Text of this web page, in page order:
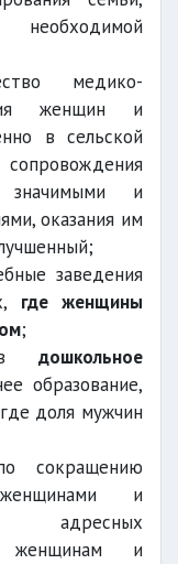
медико-
женщин и
в сельской
и
оказания им
заведения
где женщины
;
дошкольное
образование,
доля мужчин
сокращению
и
адресных
женщинам и